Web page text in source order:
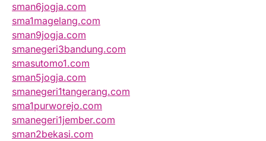
sman6jogja.com
sma1magelang.com
sman9jogja.com
smanegeri3bandung.com
smasutomo1.com
sman5jogja.com
smanegeri1tangerang.com
sma1purworejo.com
smanegeri1jember.com
sman2bekasi.com